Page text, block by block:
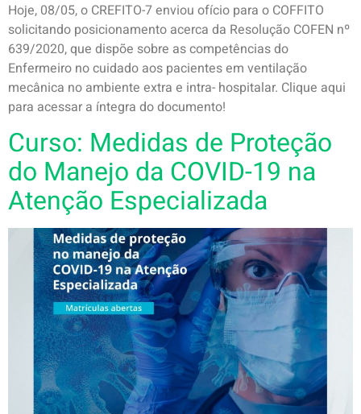
Hoje, 08/05, o CREFITO-7 enviou ofício para o COFFITO
solicitando posicionamento acerca da Resolução COFEN nº
639/2020, que dispõe sobre as competências do
Enfermeiro no cuidado aos pacientes em ventilação
mecânica no ambiente extra e intra- hospitalar. Clique aqui
para acessar a íntegra do documento!
Curso: Medidas de Proteção
do Manejo da COVID-19 na
Atenção Especializada